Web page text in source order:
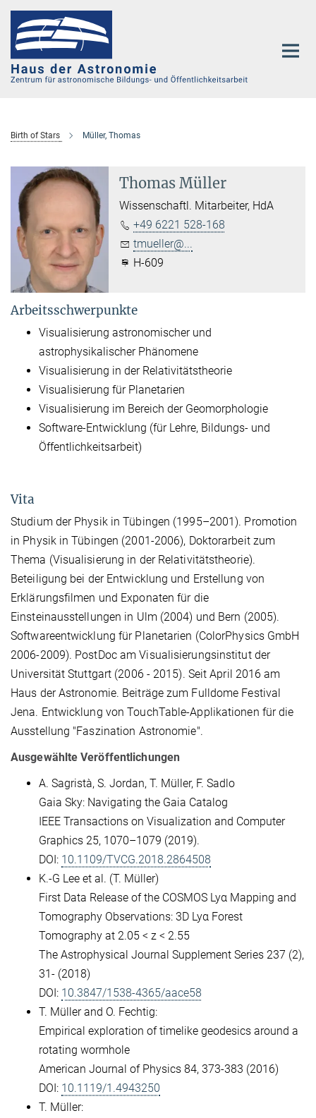
Hauptinhalt
Birth of Stars Müller, Thomas
Thomas Müller
Wissenschaftl. Mitarbeiter, HdA
+49 6221 528-168
tmueller@...
H-609
Arbeitsschwerpunkte
Visualisierung astronomischer und
astrophysikalischer Phänomene
Visualisierung in der Relativitätstheorie
Visualisierung für Planetarien
Visualisierung im Bereich der Geomorphologie
Software-Entwicklung (für Lehre, Bildungs- und
Öffentlichkeitsarbeit)
Vita
Studium der Physik in Tübingen (1995–2001). Promotion
in Physik in Tübingen (2001-2006), Doktorarbeit zum
Thema (Visualisierung in der Relativitätstheorie).
Beteiligung bei der Entwicklung und Erstellung von
Erklärungsfilmen und Exponaten für die
Einsteinausstellungen in Ulm (2004) und Bern (2005).
Softwareentwicklung für Planetarien (ColorPhysics GmbH
2006-2009). PostDoc am Visualisierungsinstitut der
Universität Stuttgart (2006 - 2015). Seit April 2016 am
Haus der Astronomie. Beiträge zum Fulldome Festival
Jena. Entwicklung von TouchTable-Applikationen für die
Ausstellung "Faszination Astronomie".
Ausgewählte Veröffentlichungen
A. Sagristà, S. Jordan, T. Müller, F. Sadlo
Gaia Sky: Navigating the Gaia Catalog
IEEE Transactions on Visualization and Computer
Graphics 25, 1070–1079 (2019).
DOI: 10.1109/TVCG.2018.2864508
K.-G Lee et al. (T. Müller)
First Data Release of the COSMOS Lyα Mapping and
Tomography Observations: 3D Lyα Forest
Tomography at 2.05 < z < 2.55
The Astrophysical Journal Supplement Series 237 (2),
31- (2018)
DOI: 10.3847/1538-4365/aace58
T. Müller and O. Fechtig:
Empirical exploration of timelike geodesics around a
rotating wormhole
American Journal of Physics 84, 373-383 (2016)
DOI: 10.1119/1.4943250
T. Müller: